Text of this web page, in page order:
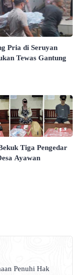
Pria di Seruyan
Tewas Gantung
Tiga Pengedar
Ayawan
Penuhi Hak